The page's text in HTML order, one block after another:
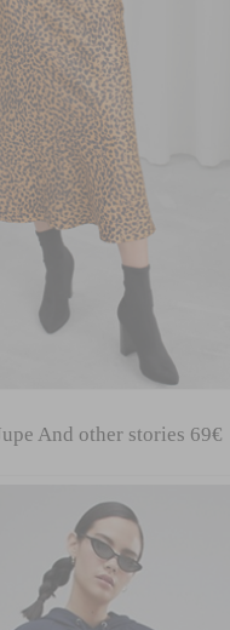
And other stories 69€